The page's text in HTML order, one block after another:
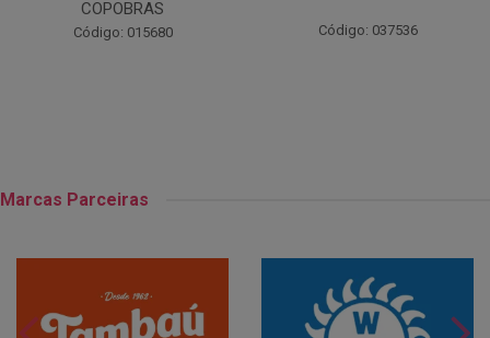
Código: 037536 Código: 001124
Marcas Parceiras